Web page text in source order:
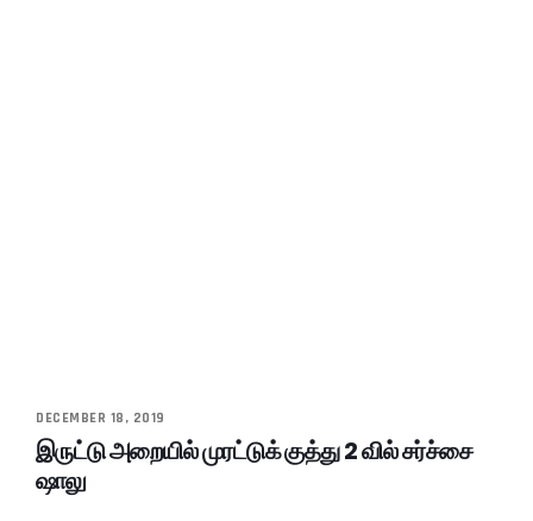
DECEMBER 18, 2019
இருட்டு அறையில் முரட்டுக் குத்து 2 வில் சர்ச்சை
ஷாலு